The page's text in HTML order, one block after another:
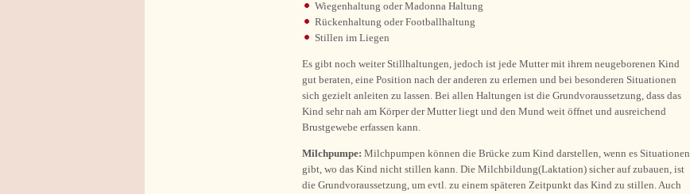
Wiegenhaltung oder Madonna Haltung
Rückenhaltung oder Footballhaltung
Stillen im Liegen
Es gibt noch weiter Stillhaltungen, jedoch ist jede Mutter mit ihrem neugeborenen Kind
gut beraten, eine Position nach der anderen zu erlernen und bei besonderen Situationen
sich gezielt anleiten zu lassen. Bei allen Haltungen ist die Grundvoraussetzung, dass das
Kind sehr nah am Körper der Mutter liegt und den Mund weit öffnet und ausreichend
Brustgewebe erfassen kann.
Milchpumpe: Milchpumpen können die Brücke zum Kind darstellen, wenn es Situationen
gibt, wo das Kind nicht stillen kann. Die Milchbildung(Laktation) sicher auf zubauen, ist
die Grundvoraussetzung, um evtl. zu einem späteren Zeitpunkt das Kind zu stillen. Auch